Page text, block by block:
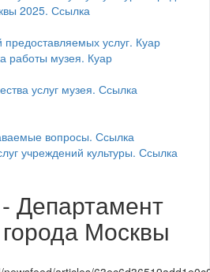
Департамент
Москвы